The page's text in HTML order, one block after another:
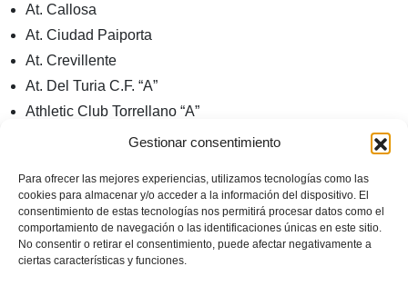
Gestionar consentimiento
Para ofrecer las mejores experiencias, utilizamos tecnologías como las
cookies para almacenar y/o acceder a la información del dispositivo. El
consentimiento de estas tecnologías nos permitirá procesar datos como el
comportamiento de navegación o las identificaciones únicas en este sitio.
No consentir o retirar el consentimiento, puede afectar negativamente a
ciertas características y funciones.
At. Callosa
At. Ciudad Paiporta
At. Crevillente
At. Del Turia C.F. “A”
Athletic Club Torrellano “A”
Athletic La Vall C.F.
Atletico San Blas C.F. “A”
Avant Aldaia C.D.F. “A”
Beniarbeig C.F.
Beniparrell C.F